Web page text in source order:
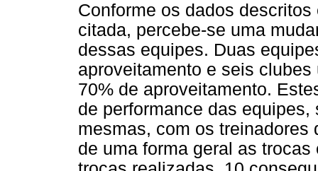
Conforme os dados
citada, percebe-se uma
dessas equipes. Duas
aproveitamento e seis
70% de aproveitamento.
de performance das
mesmas, com os treinadores
de uma forma geral as